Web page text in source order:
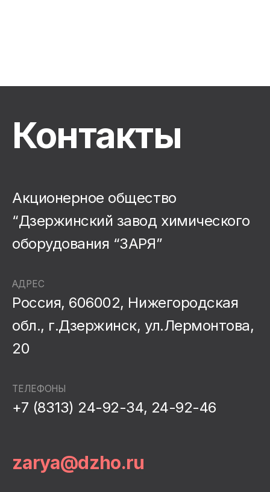
Контакты
Акционерное общество
“Дзержинский завод химического
оборудования “ЗАРЯ”
АДРЕС
Россия, 606002, Нижегородская
обл., г.Дзержинск, ул.Лермонтова,
20
ТЕЛЕФОНЫ
+7 (8313) 24-92-34, 24-92-46
zarya@dzho.ru